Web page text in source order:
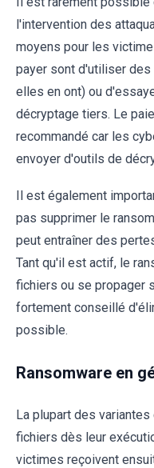
l'intervention des
moyens pour les
payer sont d'utiliser
elles en ont) ou
décryptage tiers. Le
recommandé car les
envoyer d'outils de
Il est également
pas supprimer le
peut entraîner des
Tant qu'il est actif, le
fichiers ou se propager
fortement conseillé
possible.
Ransomware en
La plupart des
fichiers dès leur
victimes reçoivent